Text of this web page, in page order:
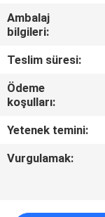
BIZIMLE
GEÇIN
TEKLIF
Ambalaj
bilgileri:
Teslim süresi:
Ödeme
koşulları:
Yetenek temini:
Vurgulamak: